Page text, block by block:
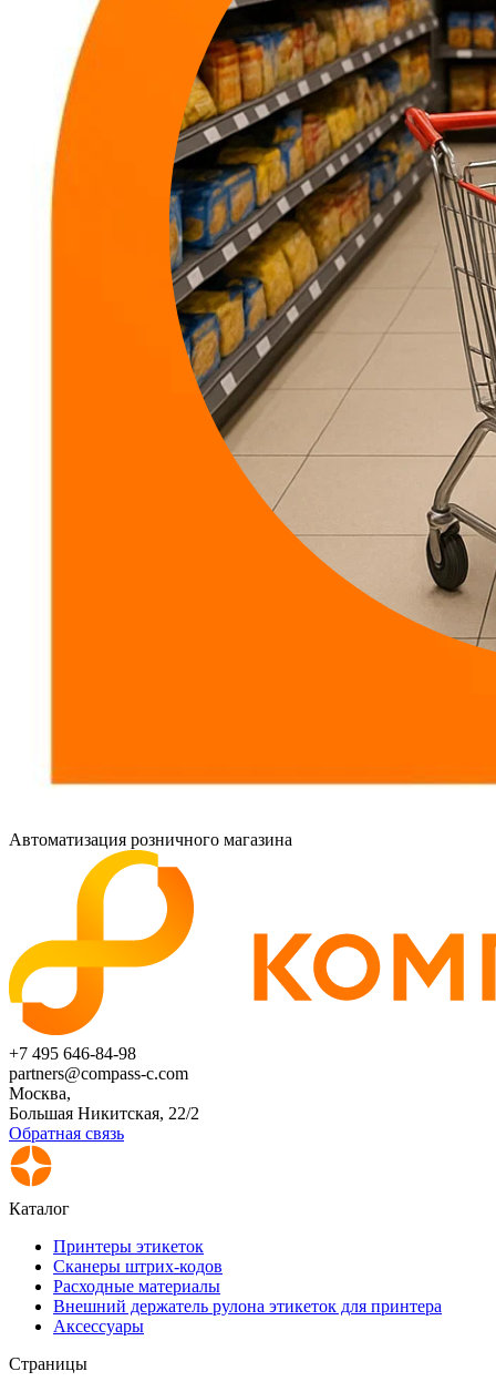
Автоматизация розничного магазина
+7 495 646-84-98
partners@compass-c.com
Москва,
Большая Никитская, 22/2
Обратная связь
Каталог
Принтеры этикеток
Сканеры штрих-кодов
Расходные материалы
Внешний держатель рулона этикеток для принтера
Аксессуары
Страницы